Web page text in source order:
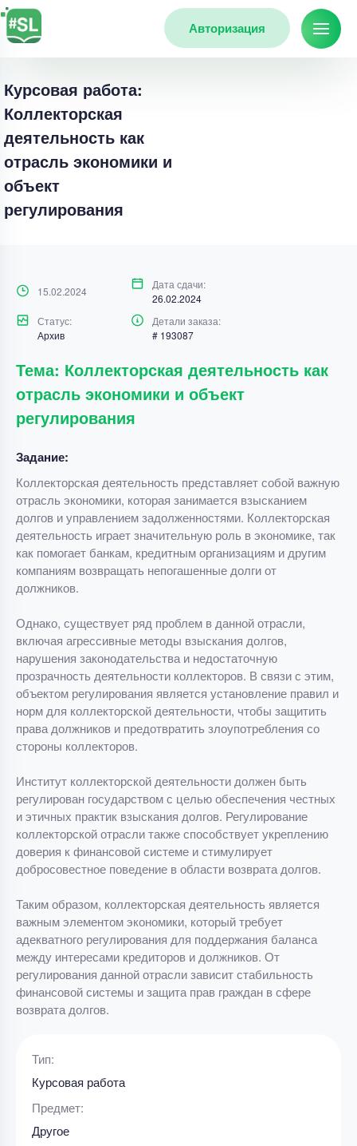
Авторизация
Курсовая работа:
Коллекторская
деятельность как
отрасль экономики и
объект
регулирования
15.02.2024
Дата сдачи:
26.02.2024
Статус:
Архив
Детали заказа:
# 193087
Тема: Коллекторская деятельность как
отрасль экономики и объект
регулирования
Задание:
Коллекторская деятельность представляет собой важную
отрасль экономики, которая занимается взысканием
долгов и управлением задолженностями. Коллекторская
деятельность играет значительную роль в экономике, так
как помогает банкам, кредитным организациям и другим
компаниям возвращать непогашенные долги от
должников.
Однако, существует ряд проблем в данной отрасли,
включая агрессивные методы взыскания долгов,
нарушения законодательства и недостаточную
прозрачность деятельности коллекторов. В связи с этим,
объектом регулирования является установление правил и
норм для коллекторской деятельности, чтобы защитить
права должников и предотвратить злоупотребления со
стороны коллекторов.
Институт коллекторской деятельности должен быть
регулирован государством с целью обеспечения честных
и этичных практик взыскания долгов. Регулирование
коллекторской отрасли также способствует укреплению
доверия к финансовой системе и стимулирует
добросовестное поведение в области возврата долгов.
Таким образом, коллекторская деятельность является
важным элементом экономики, который требует
адекватного регулирования для поддержания баланса
между интересами кредиторов и должников. От
регулирования данной отрасли зависит стабильность
финансовой системы и защита прав граждан в сфере
возврата долгов.
Тип:
Курсовая работа
Предмет:
Другое